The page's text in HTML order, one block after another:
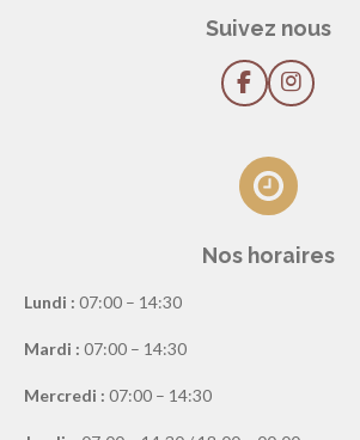
Suivez nous
F
a
e
b
o
k
I
n
a
g
a
m
Nos horaires
Lundi : 07:00 – 14:30
Mardi : 07:00 – 14:30
Mercredi : 07:00 – 14:30